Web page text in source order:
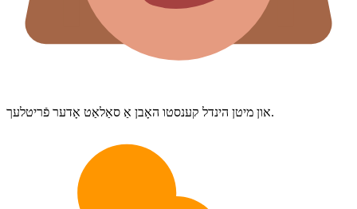
און מיטן הינדל קענסטו האָבן אַ סאַלאַט אָדער פֿריטלעך.